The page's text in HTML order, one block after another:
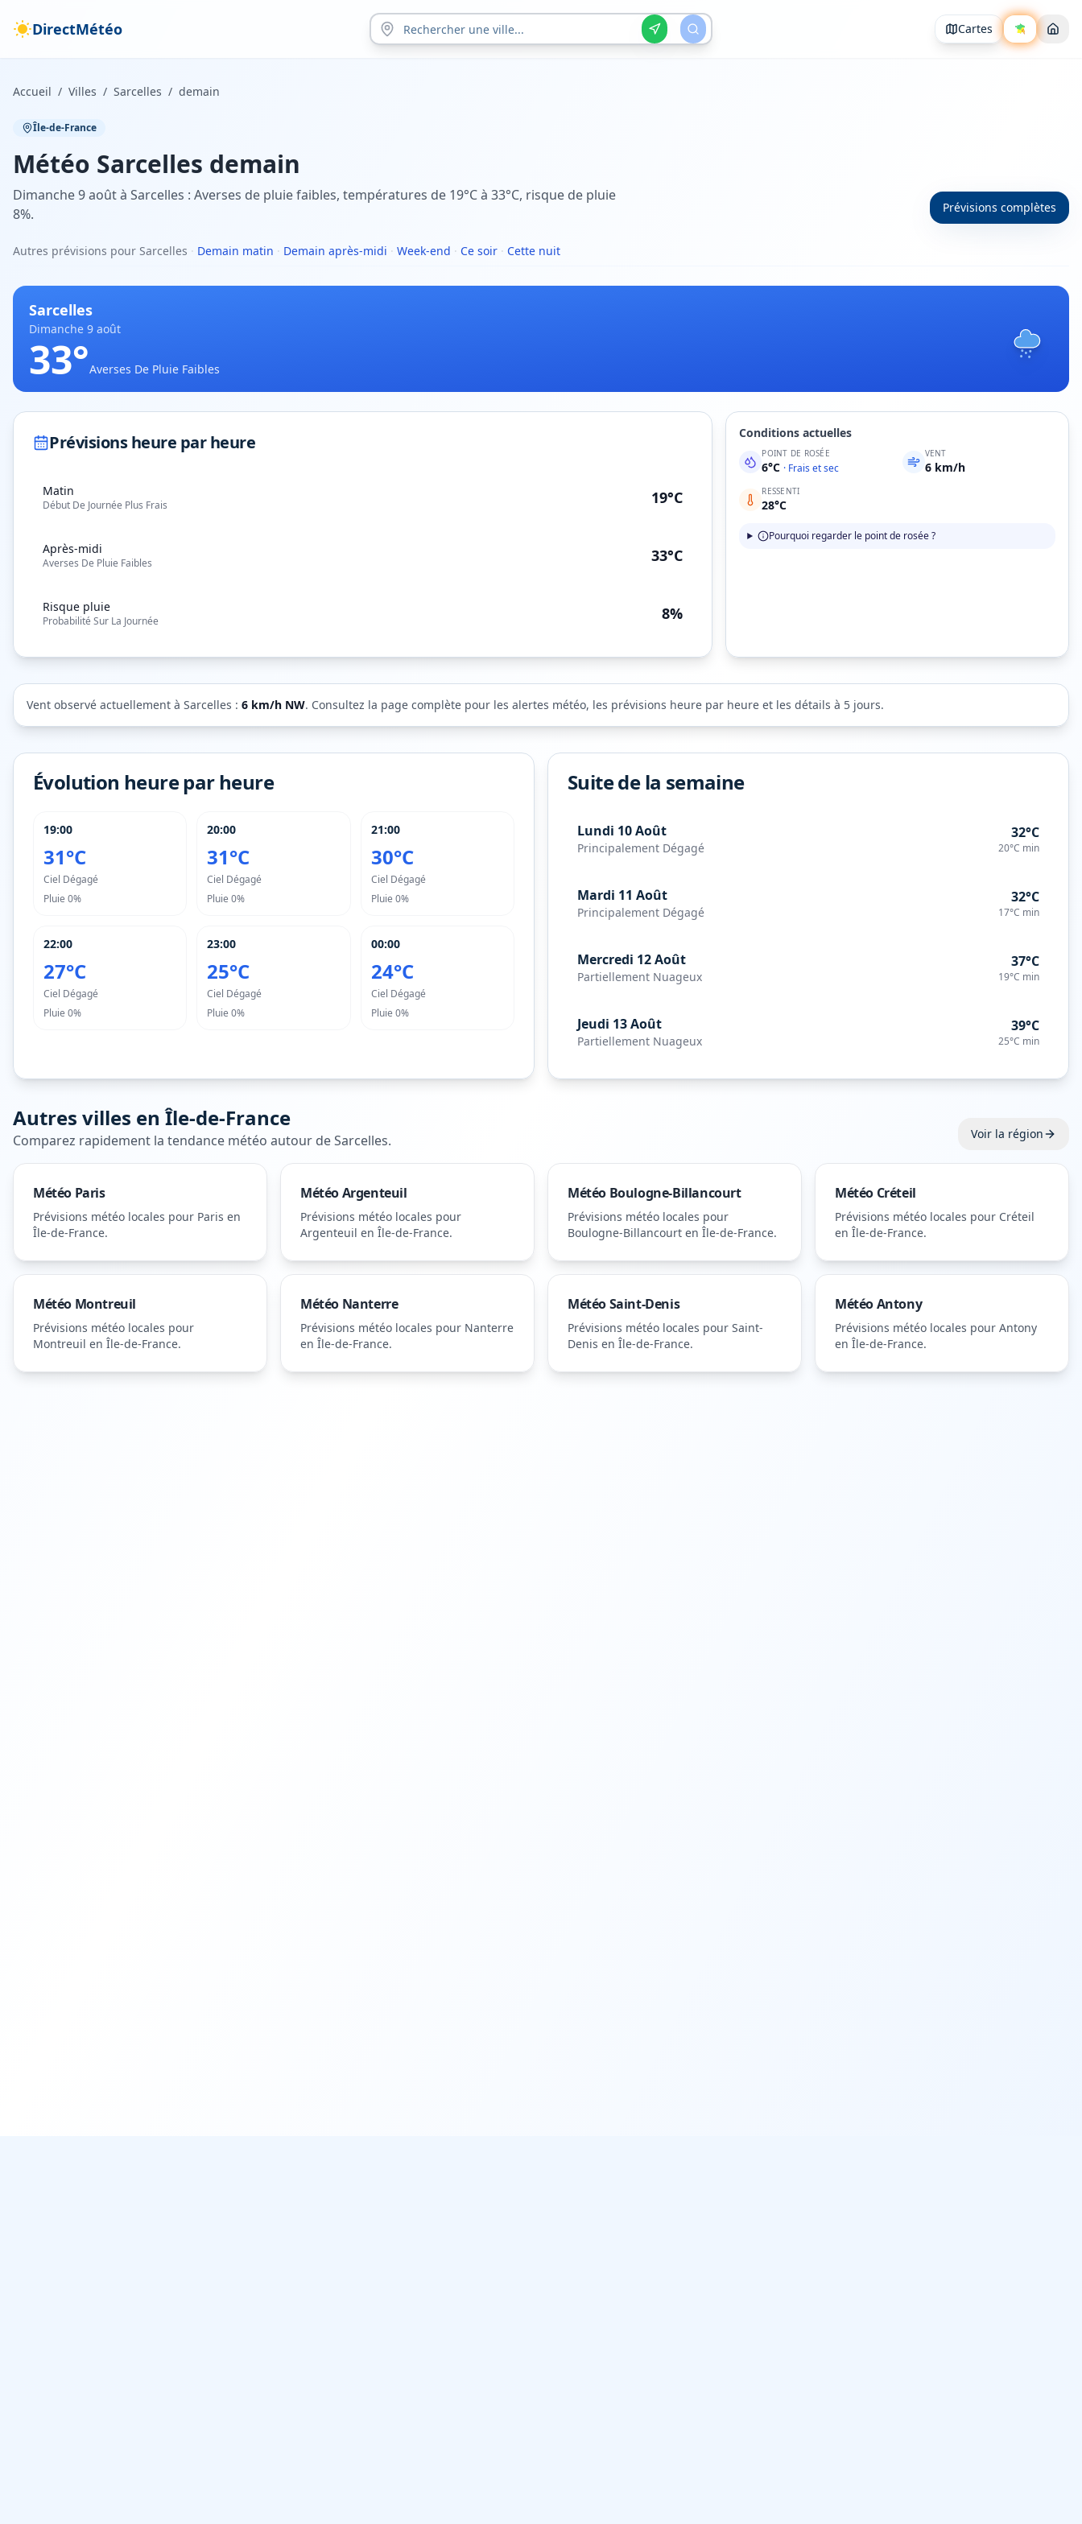
DirectMétéo Cartes
Accueil / Villes / Sarcelles / demain
Île-de-France
Météo Sarcelles demain
Dimanche 9 août à Sarcelles : Averses de pluie faibles, températures de 19°C à 33°C, risque de pluie
8%.
Prévisions complètes
Autres prévisions pour Sarcelles · Demain matin · Demain après-midi · Week-end · Ce soir · Cette nuit
Sarcelles
Dimanche 9 août
33°Averses De Pluie Faibles
Prévisions heure par heure
Matin
Début De Journée Plus Frais 19°C
Après-midi
Averses De Pluie Faibles 33°C
Risque pluie
Probabilité Sur La Journée 8%
Conditions actuelles
POINT DE ROSÉE
6°C · Frais et sec
VENT
6km/h
RESSENTI
28°C
Pourquoi regarder le point de rosée ?
Vent observé actuellement à Sarcelles : 6 km/h NW. Consultez la page complète pour les alertes météo, les prévisions heure par heure et les détails à 5 jours.
Évolution heure par heure
19:00
31°C
Ciel Dégagé
Pluie 0%
20:00
31°C
Ciel Dégagé
Pluie0%
21:00
30°C
Ciel Dégagé
Pluie 0%
22:00
27°C
Ciel Dégagé
Pluie 0%
23:00
25°C
Ciel Dégagé
Pluie0%
00:00
24°C
Ciel Dégagé
Pluie 0%
Suite de la semaine
Lundi 10 Août
Principalement Dégagé
32°C
20°C min
Mardi 11 Août
Principalement Dégagé
32°C
17°C min
Mercredi 12 Août
Partiellement Nuageux
37°C
19°C min
Jeudi 13 Août
Partiellement Nuageux
39°C
25°C min
Autres villes enÎle-de-France
Comparez rapidement la tendance météo autour deSarcelles. Voir la région
Météo Paris
Prévisions météo locales pour Paris en
Île-de-France.
MétéoArgenteuil
Prévisions météo locales pour
Argenteuil en Île-de-France.
Météo Boulogne-Billancourt
Prévisions météo locales pour
Boulogne-Billancourt en Île-de-France.
Météo Créteil
Prévisions météo locales pour Créteil
en Île-de-France.
Météo Montreuil
Prévisions météo locales pour
Montreuil en Île-de-France.
Météo Nanterre
Prévisions météo locales pour Nanterre
en Île-de-France.
MétéoSaint-Denis
Prévisions météo locales pour Saint-
Denis en Île-de-France.
MétéoAntony
Prévisions météo locales pour Antony
en Île-de-France.